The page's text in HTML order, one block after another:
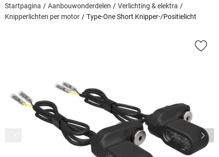
Startpagina Aanbouwonderdelen
Verlichting & elektra
Knipperlichten per motor
Type-One Short Knipper-/Positielicht